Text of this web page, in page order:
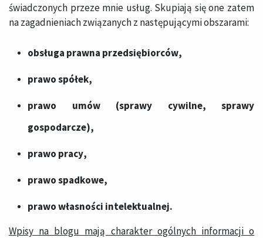
świadczonych przeze mnie usług. Skupiają się one zatem
na zagadnieniach związanych z następującymi obszarami:
obsługa prawna przedsiębiorców,
pra​w​o spółek,
prawo umów (sprawy cywilne, sprawy
gospodarcze),
prawo pracy,
prawo spadkowe,
prawo własności intelektualnej.
Wpisy na blogu mają charakter ogólnych informacji o